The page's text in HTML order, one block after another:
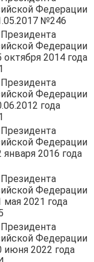
Федерации
№246
Федерации
октября 2014 года
Федерации
года
Федерации
января 2016 года
Федерации
мая 2021 года
Федерации
июня 2022 года